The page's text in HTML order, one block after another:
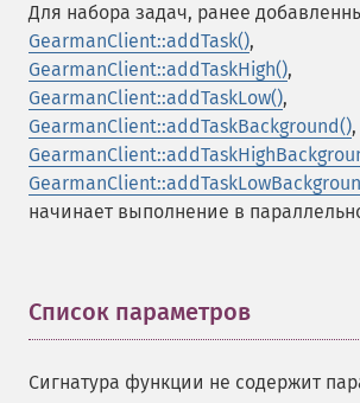
Для набора задач, ранее
GearmanClient::addTask(),
GearmanClient::addTaskHigh(),
GearmanClient::addTaskLow(),
GearmanClient::addTaskBackground(),
начинает выполнение в
Список параметров
Сигнатура функции не содержит